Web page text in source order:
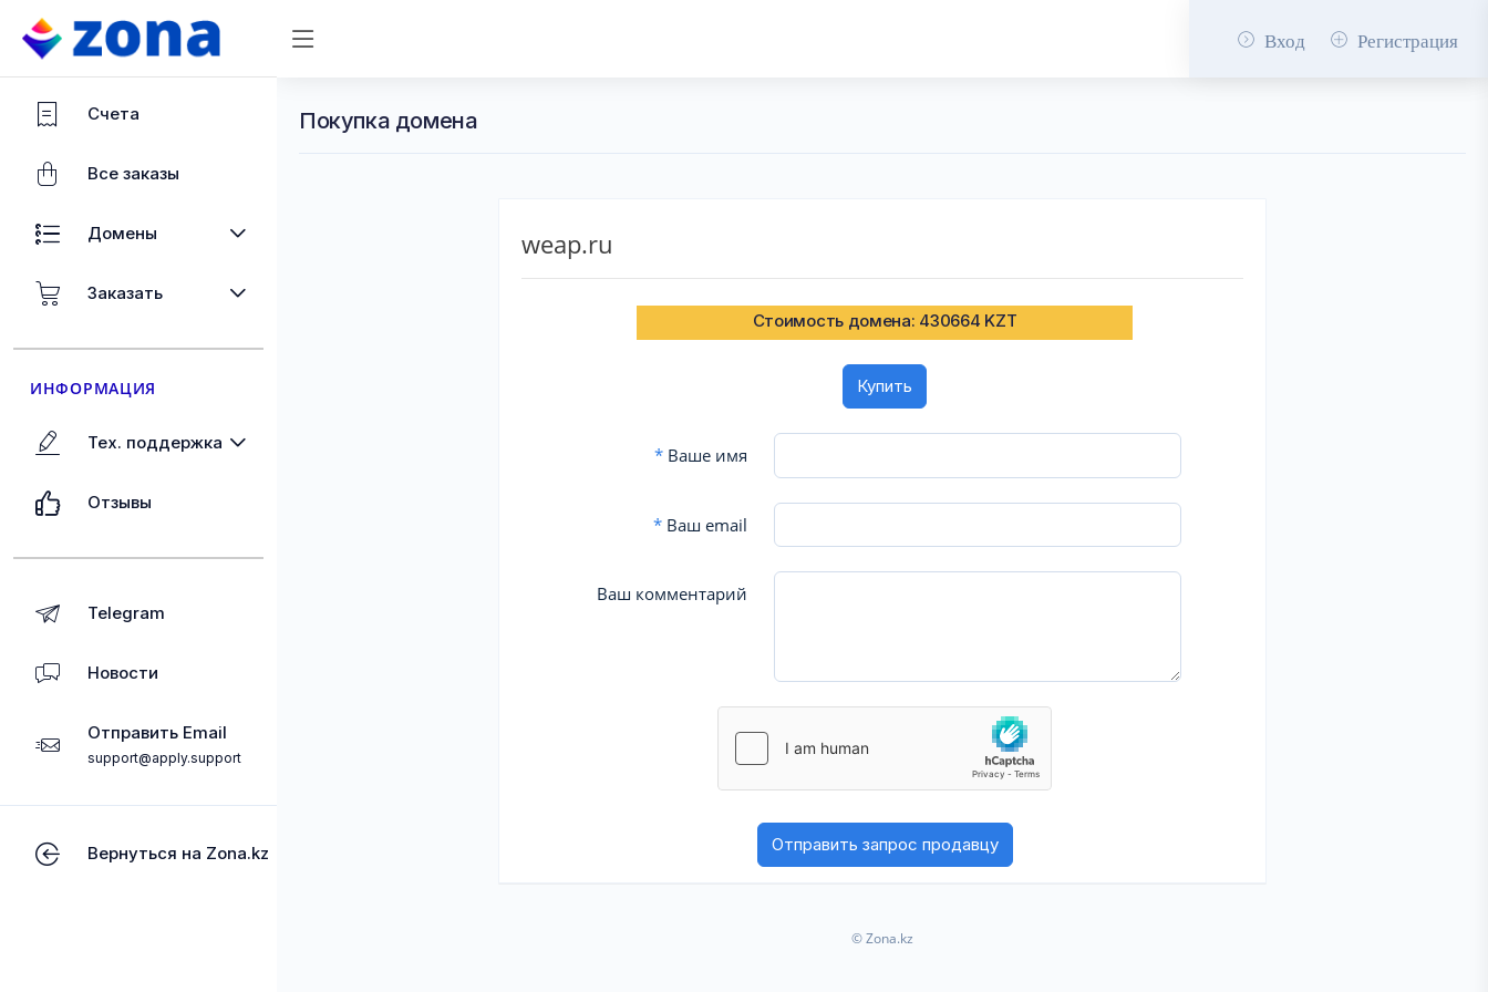
Вход Регистрация
Счета
Все заказы
Домены
Заказать
ИНФОРМАЦИЯ
Тех. поддержка
Отзывы
Telegram
Новости
Отправить Email
support@apply.support
Вернуться на Zona.kz
Покупка домена
weap.ru
Стоимость домена: 430664 KZT
Купить
*Ваше имя
*Ваш email
Ваш комментарий
© Zona.kz